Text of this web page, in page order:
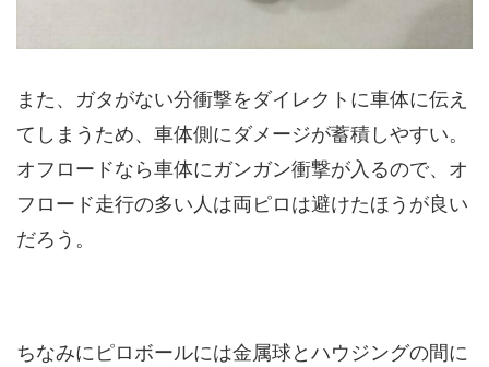
また、ガタがない分衝撃をダイレクトに車体に伝え
てしまうため、車体側にダメージが蓄積しやすい。
オフロードなら車体にガンガン衝撃が入るので、オ
フロード走行の多い人は両ピロは避けたほうが良い
だろう。
ちなみにピロボールには金属球とハウジングの間に